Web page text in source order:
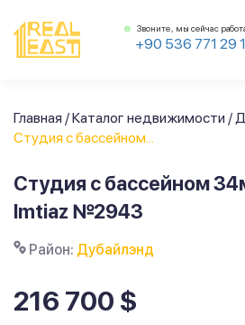
Звоните, мы сейчас
+90 536 771 29
Главная /Каталог недвижимости /
Студия с бассейном...
Студия с бассейном
Imtiaz №2943
Район: Дубайлэнд
216 700 $